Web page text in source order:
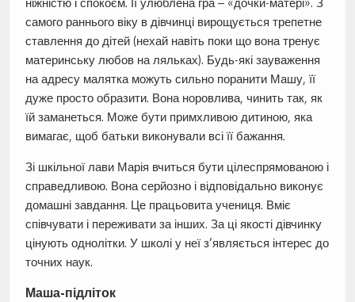
самого раннього віку в дівчинці вирощується трепетне
ставлення до дітей (нехай навіть поки що вона тренує
материнську любов на ляльках). Будь-які зауваження
на адресу малятка можуть сильно поранити Машу, її
дуже просто образити. Вона норовлива, чинить так, як
їй заманеться. Може бути примхливою дитиною, яка
вимагає, щоб батьки виконували всі її бажання.
Зі шкільної лави Марія вчиться бути цілеспрямованою і
справедливою. Вона серйозно і відповідально виконує
домашні завдання. Це працьовита учениця. Вміє
співчувати і переживати за інших. За ці якості дівчинку
цінують однолітки. У школі у неї з’являється інтерес до
точних наук.
Маша-підліток